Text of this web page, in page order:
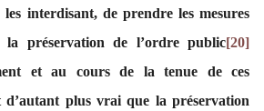
interdisant, de prendre les mesures
la préservation de l’ordre public[20]
et au cours de la tenue de ces
d’autant plus vrai que la préservation